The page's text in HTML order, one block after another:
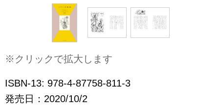
※クリックで拡大します
ISBN-13: 978-4-87758-811-3
発売日：2020/10/2